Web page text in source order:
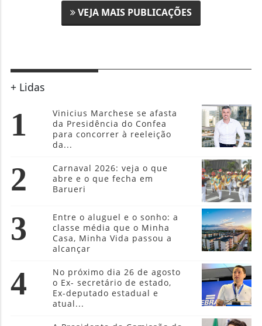
VEJA MAIS PUBLICAÇÕES
+ Lidas
1
Vinicius Marchese se afasta
da Presidência do Confea
para concorrer à reeleição
da...
2
Carnaval 2026: veja o que
abre e o que fecha em
Barueri
3
Entre o aluguel e o sonho: a
classe média que o Minha
Casa, Minha Vida passou a
alcançar
4
No próximo dia 26 de agosto
o Ex- secretário de estado,
Ex-deputado estadual e
atual...